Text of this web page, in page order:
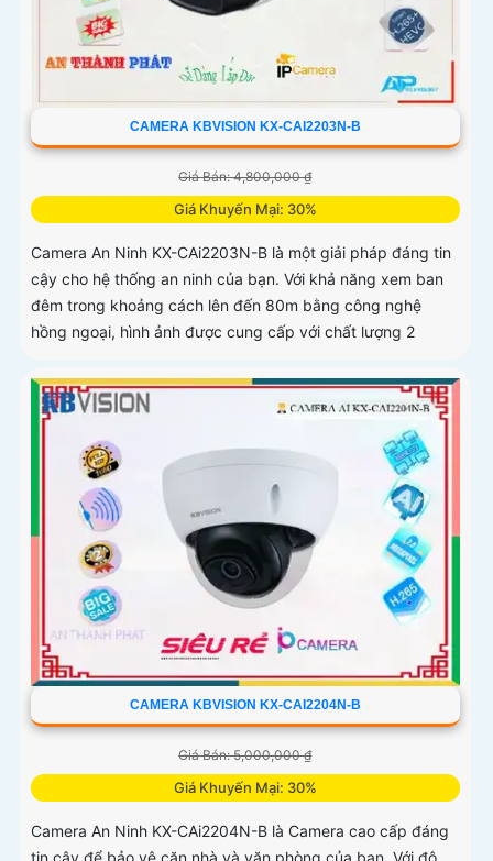
CAMERA KBVISION KX-CAI2203N-B
Giá Bán: 4,800,000 ₫
Giá Khuyến Mại: 30%
Camera An Ninh KX-CAi2203N-B là một giải pháp đáng tin
cậy cho hệ thống an ninh của bạn. Với khả năng xem ban
đêm trong khoảng cách lên đến 80m bằng công nghệ
hồng ngoại, hình ảnh được cung cấp với chất lượng 2
CAMERA KBVISION KX-CAI2204N-B
Giá Bán: 5,000,000 ₫
Giá Khuyến Mại: 30%
Camera An Ninh KX-CAi2204N-B là Camera cao cấp đáng